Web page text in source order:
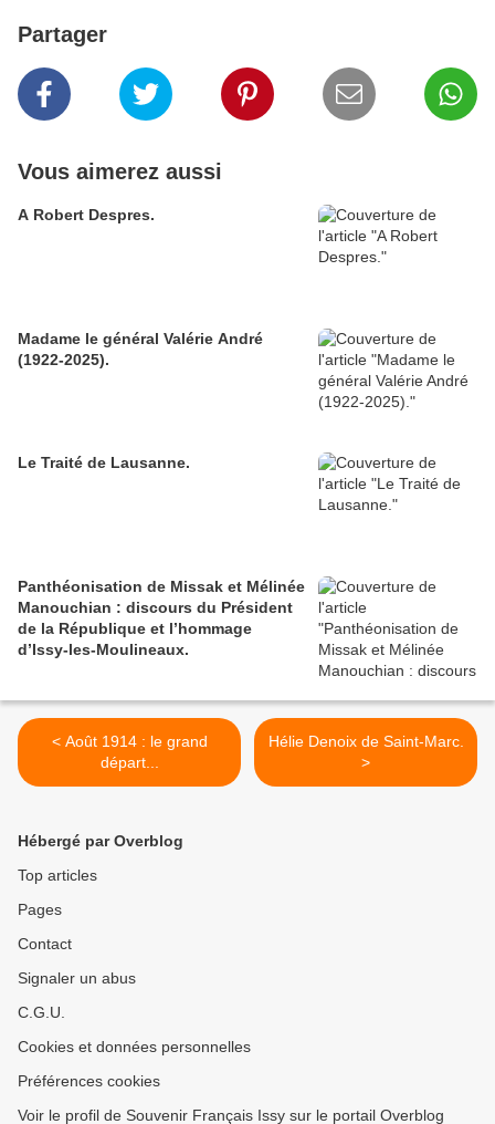
Partager
Vous aimerez aussi
A Robert Despres.
Madame le général Valérie André
(1922-2025).
Le Traité de Lausanne.
Panthéonisation de Missak et Mélinée
Manouchian : discours du Président
de la République et l’hommage
d’Issy-les-Moulineaux.
< Août 1914 : le grand
départ...
Hélie Denoix de Saint-Marc.
>
Hébergé par Overblog
Top articles
Pages
Contact
Signaler un abus
C.G.U.
Cookies et données personnelles
Préférences cookies
Voir le profil de Souvenir Français Issy sur le portail Overblog